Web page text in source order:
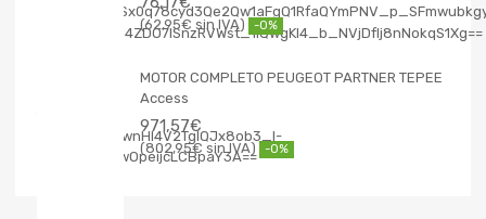
62,95€ -0%
MOTOR COMPLETO PEUGEOT PARTNER TEPEE
Access
971,57€
802,95€ -0%